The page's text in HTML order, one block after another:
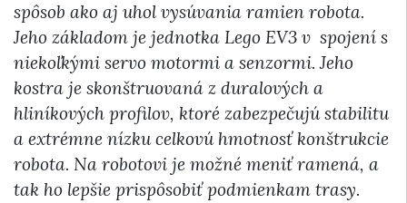
spôsob ako aj uhol vysúvania ramien robota.
Jeho základom je jednotka Lego EV3 v spojení s
niekoľkými servo motormi a senzormi. Jeho
kostra je skonštruovaná z duralových a
hliníkových profilov, ktoré zabezpečujú stabilitu
a extrémne nízku celkovú hmotnosť konštrukcie
robota. Na robotovi je možné meniť ramená, a
tak ho lepšie prispôsobiť podmienkam trasy.